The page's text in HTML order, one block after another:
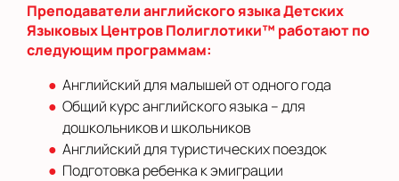
Преподаватели английского языка Детских
Языковых Центров Полиглотики™ работают по
следующим программам:
Английский для малышей от одного года
Общий курс английского языка – для
дошкольников и школьников
Английский для туристических поездок
Подготовка ребенка к эмиграции